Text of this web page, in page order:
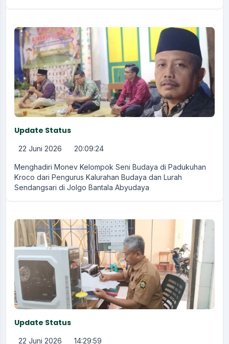
Update Status
22 Juni 2026 20:09:24
Menghadiri Monev Kelompok Seni Budaya di Padukuhan
Kroco dari Pengurus Kalurahan Budaya dan Lurah
Sendangsari di Jolgo Bantala Abyudaya
Update Status
22 Juni 2026 14:29:59